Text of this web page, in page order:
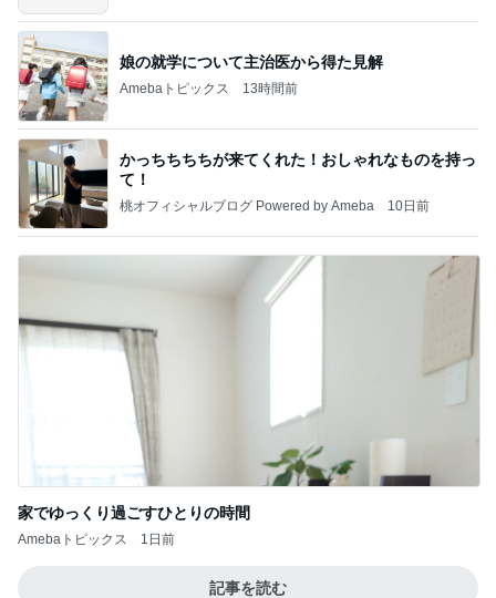
娘の就学について主治医から得た見解
Amebaトピックス 13時間前
かっちちちちが来てくれた！おしゃれなものを持っ
て！
桃オフィシャルブログ Powered by Ameba 10日前
家でゆっくり過ごすひとりの時間
Amebaトピックス 1日前
記事を読む